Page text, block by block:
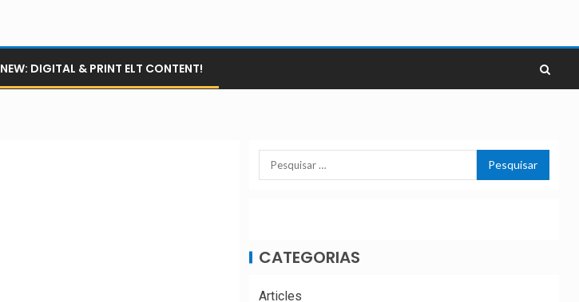
NEW: DIGITAL & PRINT ELT CONTENT!
CATEGORIAS
Articles